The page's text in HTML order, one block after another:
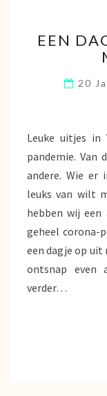
EEN
20
Leuke uitjes
pandemie. Van
andere. Wie
leuks van wilt
hebben wij
geheel corona-
een dagje op uit
ontsnap even
verder…